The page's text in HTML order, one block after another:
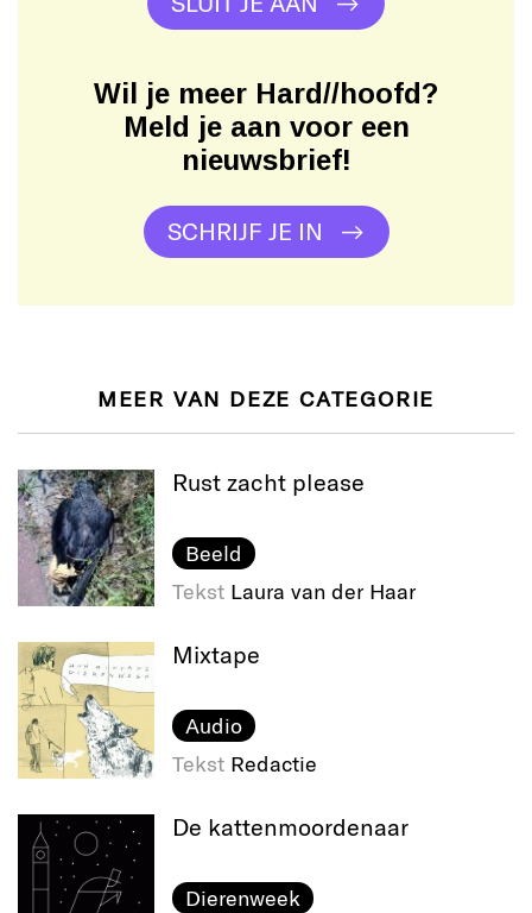
Wil je meer Hard//hoofd?
Meld je aan voor een
nieuwsbrief!
SCHRIJF JE IN
MEER VAN DEZE CATEGORIE
Rust zacht please
Beeld
Tekst Laura van der Haar
Mixtape
Audio
Tekst Redactie
De katten​moordenaar
Dierenweek